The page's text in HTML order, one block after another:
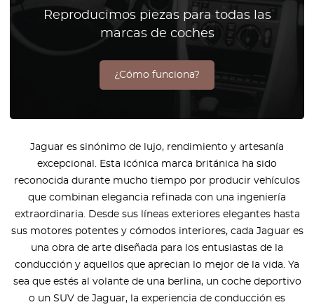
Reproducimos piezas para todas las
marcas de coches
¿Cómo funciona?
Jaguar es sinónimo de lujo, rendimiento y artesanía
excepcional. Esta icónica marca británica ha sido
reconocida durante mucho tiempo por producir vehículos
que combinan elegancia refinada con una ingeniería
extraordinaria. Desde sus líneas exteriores elegantes hasta
sus motores potentes y cómodos interiores, cada Jaguar es
una obra de arte diseñada para los entusiastas de la
conducción y aquellos que aprecian lo mejor de la vida. Ya
sea que estés al volante de una berlina, un coche deportivo
o un SUV de Jaguar, la experiencia de conducción es